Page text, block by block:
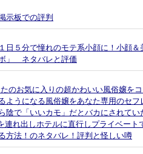
示板での評判
日５分で憧れのモテ系小顔に！小顔＆
」 ネタバレと評価
のお気に入りの超かわいい風俗嬢を
ようになる風俗嬢をあなた専用のセフ
陰で「いいカモ」だとバカにされてい
れ出しホテルに直行しプライベート
方法！のネタバレ！評判と怪しい噂